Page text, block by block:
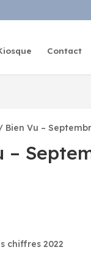
Contact
Bien Vu –
–
chiffres 2022